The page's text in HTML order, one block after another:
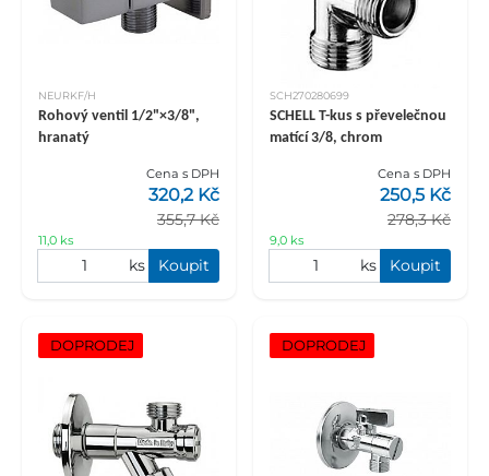
NEURKF/H
Rohový ventil 1/2"×3/8",
hranatý
Cena s DPH
355,7 Kč
320,2 Kč
11,0 ks
ks Koupit
SCH270280699
SCHELL T-kus s převelečnou
matící 3/8, chrom
Cena s DPH
278,3 Kč
250,5 Kč
9,0 ks
ks Koupit
DOPRODEJ DOPRODEJ